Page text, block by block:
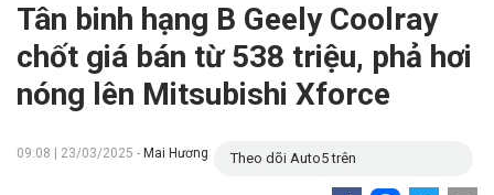
Tân binh hạng B Geely Coolray
chốt giá bán từ 538 triệu, phả hơi
nóng lên Mitsubishi Xforce
09:08 | 23/03/2025 - Mai Hương Theo dõi Auto5 trên